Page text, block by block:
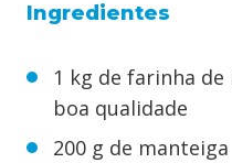
Ingredientes
1 kg de farinha
boa qualidade
200 g de manteiga